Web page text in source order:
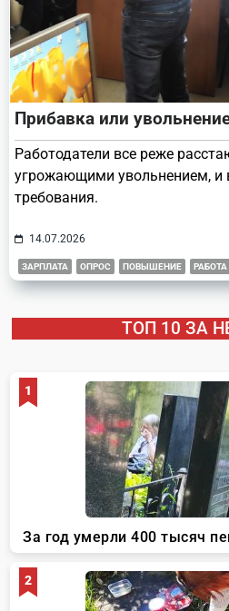
Прибавка или
Работодатели все реже
угрожающими увольнением, и
требования.
14.07.2026
ЗАРПЛАТА ОПРОС ПОВЫШЕНИЕ РАБОТА
ТОП 10 ЗА